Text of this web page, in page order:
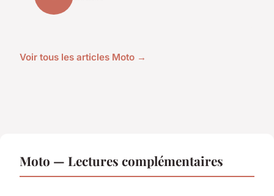
Voir tous les articles Moto →
Moto — Lectures complémentaires